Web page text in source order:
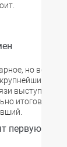
но все же
выступили с
итогов года
первую